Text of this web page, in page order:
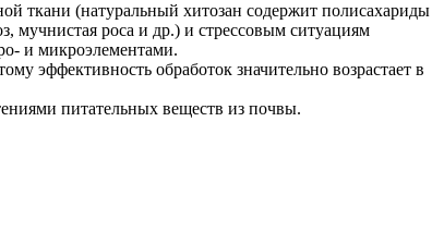
ткани (натуральный хитозан содержит полисахариды
мучнистая роса и др.) и стрессовым ситуациям
и микроэлементами.
эффективность обработок значительно возрастает в
питательных веществ из почвы.